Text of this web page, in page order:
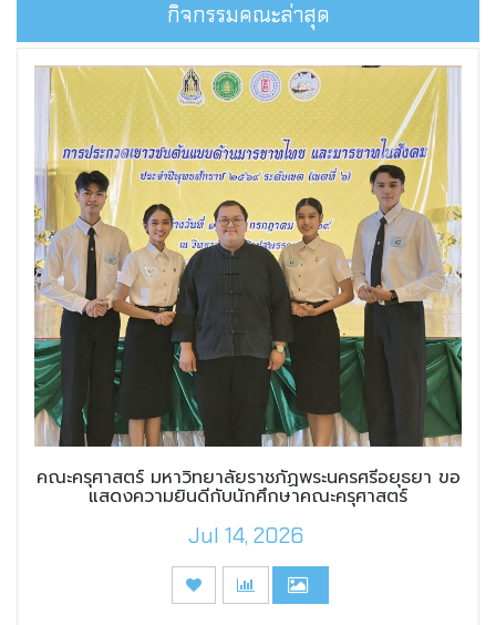
กิจกรรมคณะล่าสุด
คณะครุศาสตร์ มหาวิทยาลัยราชภัฏพระนครศรีอยุธยา ขอ
แสดงความยินดีกับนักศึกษาคณะครุศาสตร์
Jul 14, 2026